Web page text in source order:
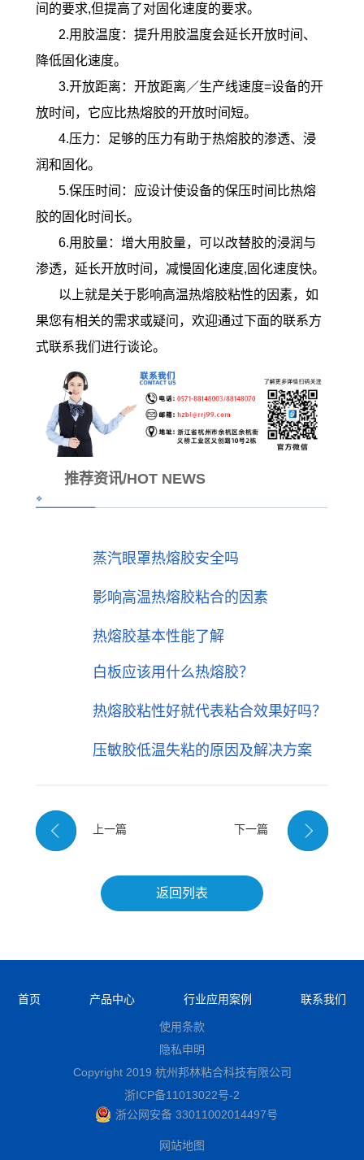
间的要求,但提高了对固化速度的要求。
2.用胶温度：提升用胶温度会延长开放时间、
降低固化速度。
3.开放距离：开放距离／生产线速度=设备的开
放时间，它应比热熔胶的开放时间短。
4.压力：足够的压力有助于热熔胶的渗透、浸
润和固化。
5.保压时间：应设计使设备的保压时间比热熔
胶的固化时间长。
6.用胶量：增大用胶量，可以改替胶的浸润与
渗透，延长开放时间，减慢固化速度,固化速度快。
以上就是关于影响高温热熔胶粘性的因素，如
果您有相关的需求或疑问，欢迎通过下面的联系方
式联系我们进行谈论。
推荐资讯/HOT NEWS
蒸汽眼罩热熔胶安全吗
影响高温热熔胶粘合的因素
热熔胶基本性能了解
白板应该用什么热熔胶？
热熔胶粘性好就代表粘合效果好吗？
压敏胶低温失粘的原因及解决方案
上一篇 下一篇
返回列表
首页 产品中心 行业应用案例 联系我们
使用条款
隐私申明
Copyright 2019 杭州邦林粘合科技有限公司
浙ICP备11013022号-2
浙公网安备 33011002014497号
网站地图